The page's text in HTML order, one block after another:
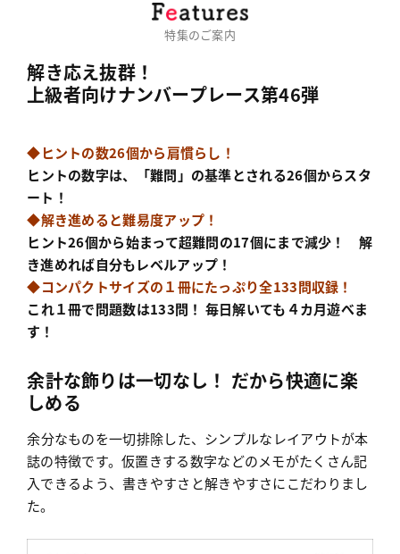
特集のご案内
解き応え抜群！
上級者向けナンバープレース第46弾
◆ヒントの数26個から肩慣らし！
ヒントの数字は、「難問」の基準とされる26個からスタ
ート！
◆解き進めると難易度アップ！
ヒント26個から始まって超難問の17個にまで減少！ 解
き進めれば自分もレベルアップ！
◆コンパクトサイズの１冊にたっぷり全133問収録！
これ１冊で問題数は133問！ 毎日解いても４カ月遊べま
す！
余計な飾りは一切なし！ だから快適に楽
しめる
余分なものを一切排除した、シンプルなレイアウトが本
誌の特徴です。仮置きする数字などのメモがたくさん記
入できるよう、書きやすさと解きやすさにこだわりまし
た。